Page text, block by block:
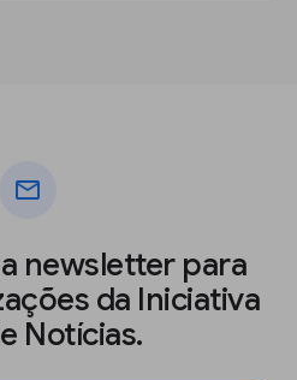
mail
newsletter para
da Iniciativa
Notícias.